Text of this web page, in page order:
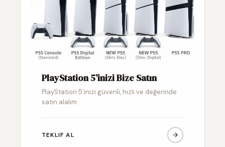
PlayStation 5’inizi Bize Satın
PlayStation 5’inizi güvenli, hızlı ve değerinde
satın alalım
TEKLIF AL